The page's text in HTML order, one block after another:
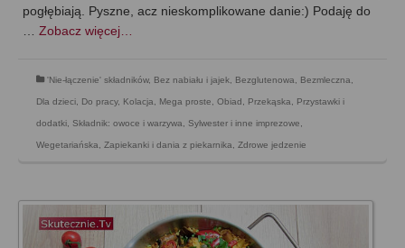
pogłębiają. Pyszne, acz nieskomplikowane danie:) Podaję do
Zobacz więcej…
'Nie-łączenie' składników, Bez nabiału i jajek Bezglutenowa Bezmleczna
Dla dzieci Do pracy, Kolacja Mega proste Obiad Przekąska Przystawki i
dodatki Składnik: owoce i warzywa Sylwester i inne imprezowe
Wegetariańska Zapiekanki i dania z piekarnika Zdrowe jedzenie